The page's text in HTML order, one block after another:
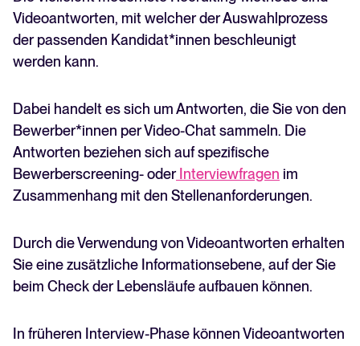
Videoantworten, mit welcher der Auswahlprozess
der passenden Kandidat*innen beschleunigt
werden kann.
Dabei handelt es sich um Antworten, die Sie von den
Bewerber*innen per Video-Chat sammeln. Die
Antworten beziehen sich auf spezifische
Bewerberscreening- oderInterviewfragen im
Zusammenhang mit den Stellenanforderungen.
Durch die Verwendung von Videoantworten erhalten
Sie eine zusätzliche Informationsebene, auf der Sie
beim Check der Lebensläufe aufbauen können.
In früheren Interview-Phase können Videoantworten